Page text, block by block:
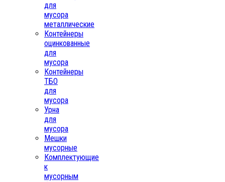
для
мусора
металлические
Контейнеры
оцинкованные
для
мусора
Контейнеры
ТБО
для
мусора
Урна
для
мусора
Мешки
мусорные
Комплектующие
к
мусорным